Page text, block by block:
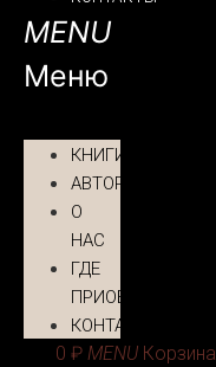
Меню
КНИГИ
АВТОРЫ
О
НАС
ГДЕ
ПРИОБРЕСТИ
КОНТАКТЫ
0₽ Корзина